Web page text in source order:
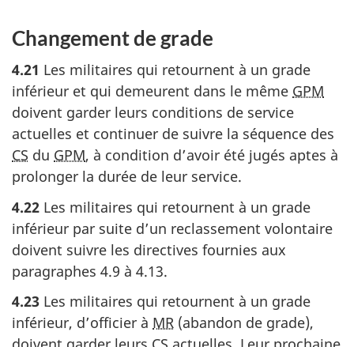
Changement de grade
4.21 Les militaires qui retournent à un grade
inférieur et qui demeurent dans le même GPM
doivent garder leurs conditions de service
actuelles et continuer de suivre la séquence des
CS du GPM, à condition d’avoir été jugés aptes à
prolonger la durée de leur service.
4.22 Les militaires qui retournent à un grade
inférieur par suite d’un reclassement volontaire
doivent suivre les directives fournies aux
paragraphes 4.9 à 4.13.
4.23 Les militaires qui retournent à un grade
inférieur, d’officier à MR (abandon de grade),